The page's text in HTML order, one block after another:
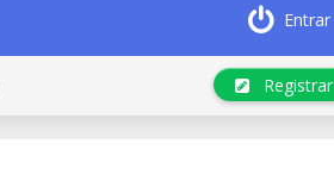
Entrar
Registrar